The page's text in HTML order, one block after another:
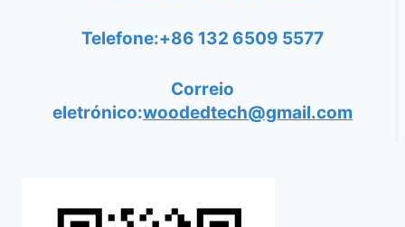
Telefone:+86 132 6509 5577
Correio
eletrónico:woodedtech@gmail.com